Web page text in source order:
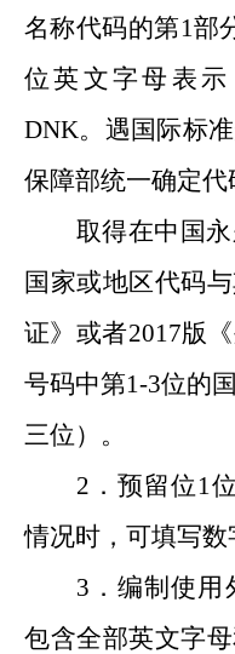
名称代码的第1部
位英文字母表
DNK。遇国际标
保障部统一确定代
取得在中国
国家或地区代码
证》或者2017版
号码中第1-3位的
三位）。
2．预留位1
情况时，可填写数
3．编制使用
包含全部英文字